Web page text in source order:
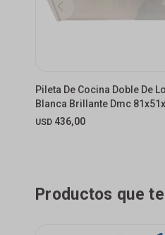
Pileta De Cocina Doble De
Blanca Brillante Dmc
USD 436,00
Productos que